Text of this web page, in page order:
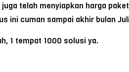
telah menyiapkan harga
ini cuman sampai akhir bulan
1 tempat 1000 solusi ya.